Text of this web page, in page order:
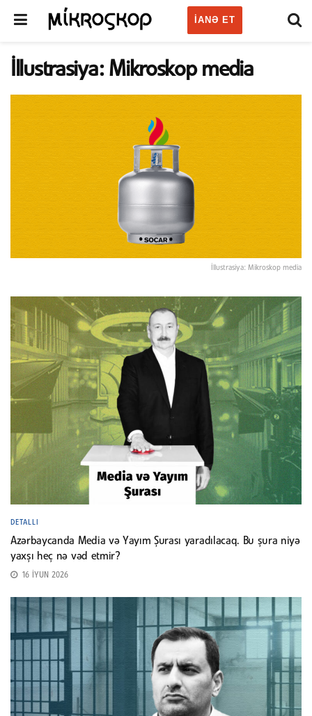
IANƏ ET
İllustrasiya: Mikroskop media
İllustrasiya: Mikroskop media
DETALLI
Azərbaycanda Media və Yayım Şurası yaradılacaq. Bu şura niyə
yaxşı heç nə vəd etmir?
16 İYUN 2026